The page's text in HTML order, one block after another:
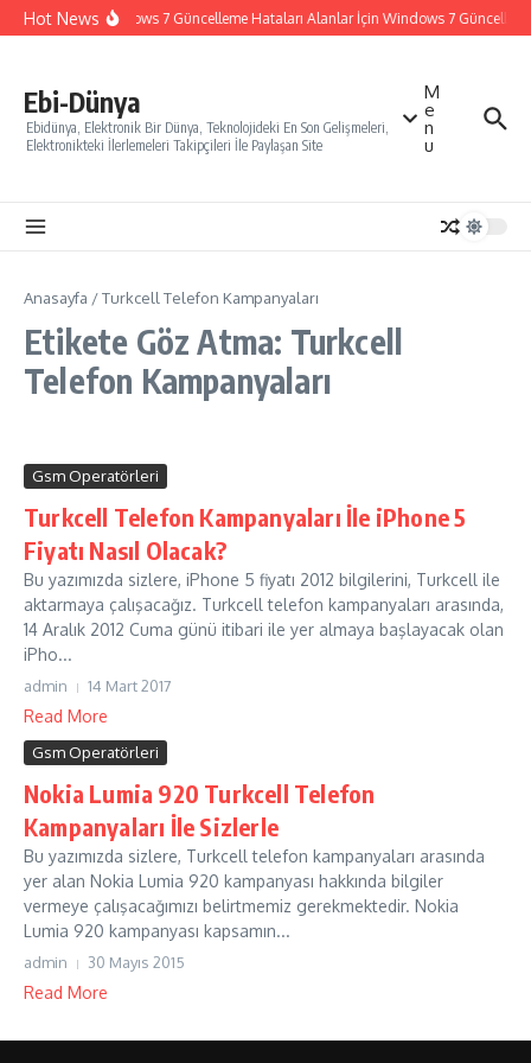
İçeriğe atla
Hot NewsWindows 7 Güncelleme Hataları Alanlar İçin Windows 7
Ebi-Dünya
Ebidünya, Elektronik Bir Dünya, Teknolojideki En Son Gelişmeleri,
Elektronikteki İlerlemeleri Takipçileri İle Paylaşan Site
M
e
n
u
Anasayfa /Turkcell Telefon Kampanyaları
Etikete Göz Atma: Turkcell
Telefon Kampanyaları
Gsm Operatörleri
Turkcell Telefon Kampanyaları İle iPhone 5
Fiyatı Nasıl Olacak?
Bu yazımızda sizlere, iPhone 5 fiyatı 2012 bilgilerini, Turkcell ile
aktarmaya çalışacağız. Turkcell telefon kampanyaları arasında,
14 Aralık 2012 Cuma günü itibari ile yer almaya başlayacak olan
iPho...
admin 14 Mart 2017
Read More
Gsm Operatörleri
Nokia Lumia 920 Turkcell Telefon
Kampanyaları İle Sizlerle
Bu yazımızda sizlere, Turkcell telefon kampanyaları arasında
yer alan Nokia Lumia 920 kampanyası hakkında bilgiler
vermeye çalışacağımızı belirtmemiz gerekmektedir. Nokia
Lumia 920 kampanyası kapsamın...
admin 30 Mayıs 2015
Read More